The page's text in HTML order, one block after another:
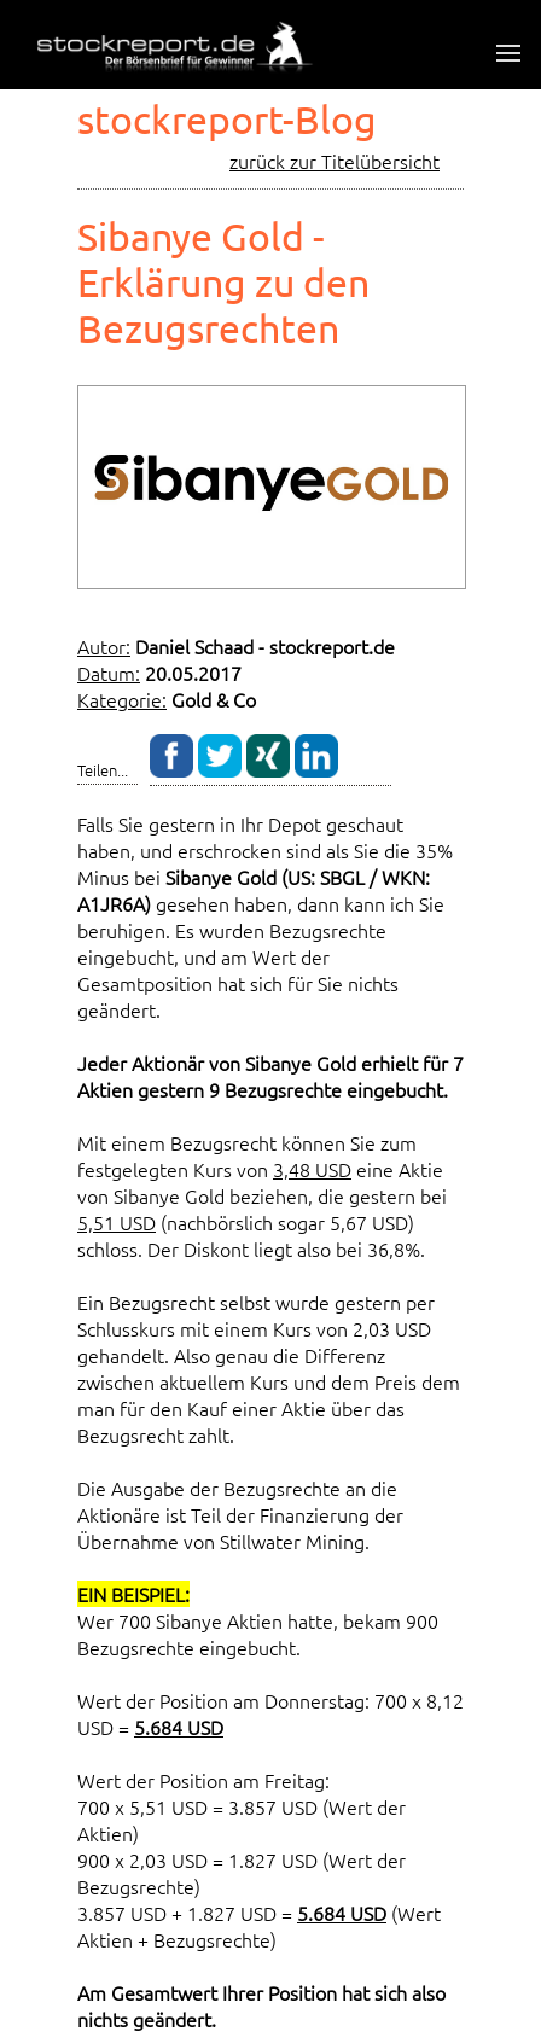
stockreport-Blog
zurück zur Titelübersicht
Sibanye Gold -
Erklärung zu den
Bezugsrechten
Autor: Daniel Schaad - stockreport.de
Datum: 20.05.2017
Kategorie: Gold & Co
Teilen...
Falls Sie gestern in Ihr Depot geschaut
haben, und erschrocken sind als Sie die 35%
Minus bei Sibanye Gold (US: SBGL / WKN:
A1JR6A) gesehen haben, dann kann ich Sie
beruhigen. Es wurden Bezugsrechte
eingebucht, und am Wert der
Gesamtposition hat sich für Sie nichts
geändert.
Jeder Aktionär von Sibanye Gold erhielt für 7
Aktien gestern 9 Bezugsrechte eingebucht.
Mit einem Bezugsrecht können Sie zum
festgelegten Kurs von 3,48 USD eine Aktie
von Sibanye Gold beziehen, die gestern bei
5,51 USD (nachbörslich sogar 5,67 USD)
schloss. Der Diskont liegt also bei 36,8%.
Ein Bezugsrecht selbst wurde gestern per
Schlusskurs mit einem Kurs von 2,03 USD
gehandelt. Also genau die Differenz
zwischen aktuellem Kurs und dem Preis dem
man für den Kauf einer Aktie über das
Bezugsrecht zahlt.
Die Ausgabe der Bezugsrechte an die
Aktionäre ist Teil der Finanzierung der
Übernahme von Stillwater Mining.
EIN BEISPIEL:
Wer 700 Sibanye Aktien hatte, bekam 900
Bezugsrechte eingebucht.
Wert der Position am Donnerstag: 700 x 8,12
USD = 5.684 USD
Wert der Position am Freitag:
700 x 5,51 USD = 3.857 USD (Wert der
Aktien)
900 x 2,03 USD = 1.827 USD (Wert der
Bezugsrechte)
3.857 USD + 1.827 USD = 5.684 USD (Wert
Aktien + Bezugsrechte)
Am Gesamtwert Ihrer Position hat sich also
nichts geändert.